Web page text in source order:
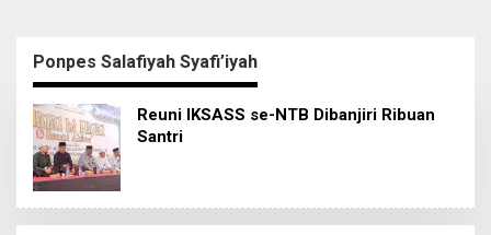
Ponpes Salafiyah Syafi’iyah
Reuni IKSASS se-NTB Dibanjiri Ribuan
Santri